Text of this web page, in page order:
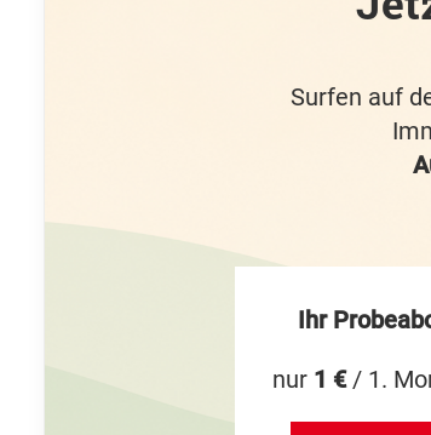
Surfen auf
Ihr
nur 1 €/ 1.